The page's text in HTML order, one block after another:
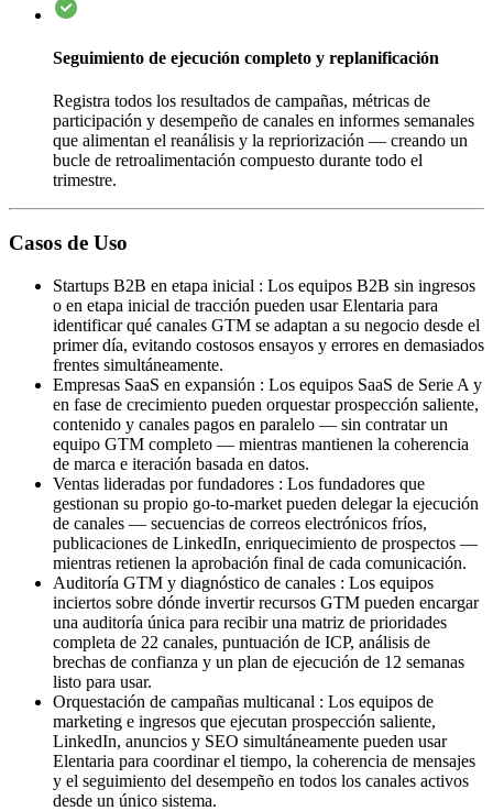
Seguimiento de ejecución completo y replanificación
Registra todos los resultados de campañas, métricas de
participación y desempeño de canales en informes semanales
que alimentan el reanálisis y la repriorización — creando un
bucle de retroalimentación compuesto durante todo el
trimestre.
Casos de Uso
Startups B2B en etapa inicial : Los equipos B2B sin ingresos
o en etapa inicial de tracción pueden usar Elentaria para
identificar qué canales GTM se adaptan a su negocio desde el
primer día, evitando costosos ensayos y errores en demasiados
frentes simultáneamente.
Empresas SaaS en expansión : Los equipos SaaS de Serie A y
en fase de crecimiento pueden orquestar prospección saliente,
contenido y canales pagos en paralelo — sin contratar un
equipo GTM completo — mientras mantienen la coherencia
de marca e iteración basada en datos.
Ventas lideradas por fundadores : Los fundadores que
gestionan su propio go-to-market pueden delegar la ejecución
de canales — secuencias de correos electrónicos fríos,
publicaciones de LinkedIn, enriquecimiento de prospectos —
mientras retienen la aprobación final de cada comunicación.
Auditoría GTM y diagnóstico de canales : Los equipos
inciertos sobre dónde invertir recursos GTM pueden encargar
una auditoría única para recibir una matriz de prioridades
completa de 22 canales, puntuación de ICP, análisis de
brechas de confianza y un plan de ejecución de 12 semanas
listo para usar.
Orquestación de campañas multicanal : Los equipos de
marketing e ingresos que ejecutan prospección saliente,
LinkedIn, anuncios y SEO simultáneamente pueden usar
Elentaria para coordinar el tiempo, la coherencia de mensajes
y el seguimiento del desempeño en todos los canales activos
desde un único sistema.